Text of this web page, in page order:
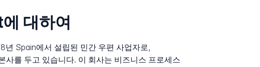
대하여
년 Spain에서 설립된 민간 우편 사업자로,
사를 두고 있습니다. 이 회사는 비즈니스 프로세스